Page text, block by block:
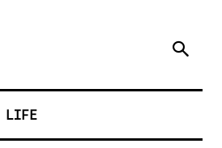
LIFE